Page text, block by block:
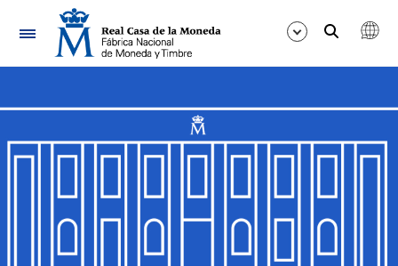
Navegación
Mostrar/Ocultar
Mostrar/Ocultar
Mostrar/Ocultar